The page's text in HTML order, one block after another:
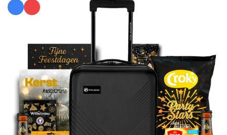
€50 tot €55
€55 tot €75
€75 tot €100
€100 en hoger